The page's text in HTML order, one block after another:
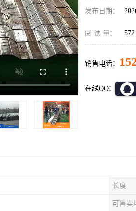
发布日期：
阅 读 量： 572
销售电话：
在线QQ：
长度
可售卖